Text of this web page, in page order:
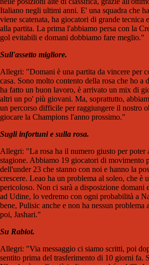
Italiano negli ultimi anni. E' una squadra che
viene scatenata, ha giocatori di grande tecnica
alla partita. La prima l'abbiamo persa con la
gol evitabili e domani dobbiamo fare meglio."
Sull'assetto migliore.
Allegri: "Domani è una partita da vincere per
casa. Sono molto contento della rosa che ho a
ha fatto un buon lavoro, è arrivato un mix di
altri un po' più giovani. Ma, soprattutto,
un percorso difficile per raggiungere il nostro
giocare la Champions l'anno prossimo."
Sugli infortuni e sulla rosa.
Allegri: "La rosa ha il numero giusto per poter
stagione. Abbiamo 19 giocatori di movimento
dell'under 23 che stanno con noi e hanno la
crescere. Leao ha un problema al soleo, che è
pericoloso. Non ci sarà a disposizione domani
ad Udine, lo vedremo con ogni probabilità a
bene, Pulisic anche e non ha nessun problema
poi, Jashari."
Su Rabiot.
Allegri: "Via messaggio ci siamo scritti, poi
sentito prima del trasferimento di 10 giorni fa.